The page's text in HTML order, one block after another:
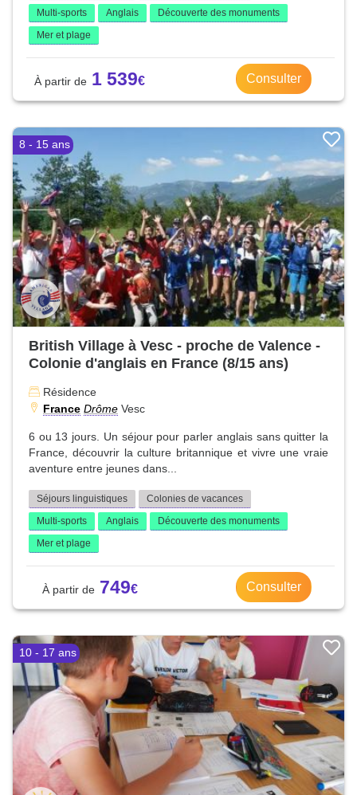
Multi-sports
Anglais
Découverte des monuments
Mer et plage
1 539 Consulter
8 - 15 ans
British Village à Vesc - proche de Valence -
Colonie d'anglais en France (8/15 ans)
Résidence
France Drôme Vesc
6 ou 13 jours. Un séjour pour parler anglais sans quitter la
France, découvrir la culture britannique et vivre une vraie
aventure entre jeunes dans...
Séjours linguistiques
Colonies de vacances
Multi-sports
Anglais
Découverte des monuments
Mer et plage
749 Consulter
10 - 17 ans